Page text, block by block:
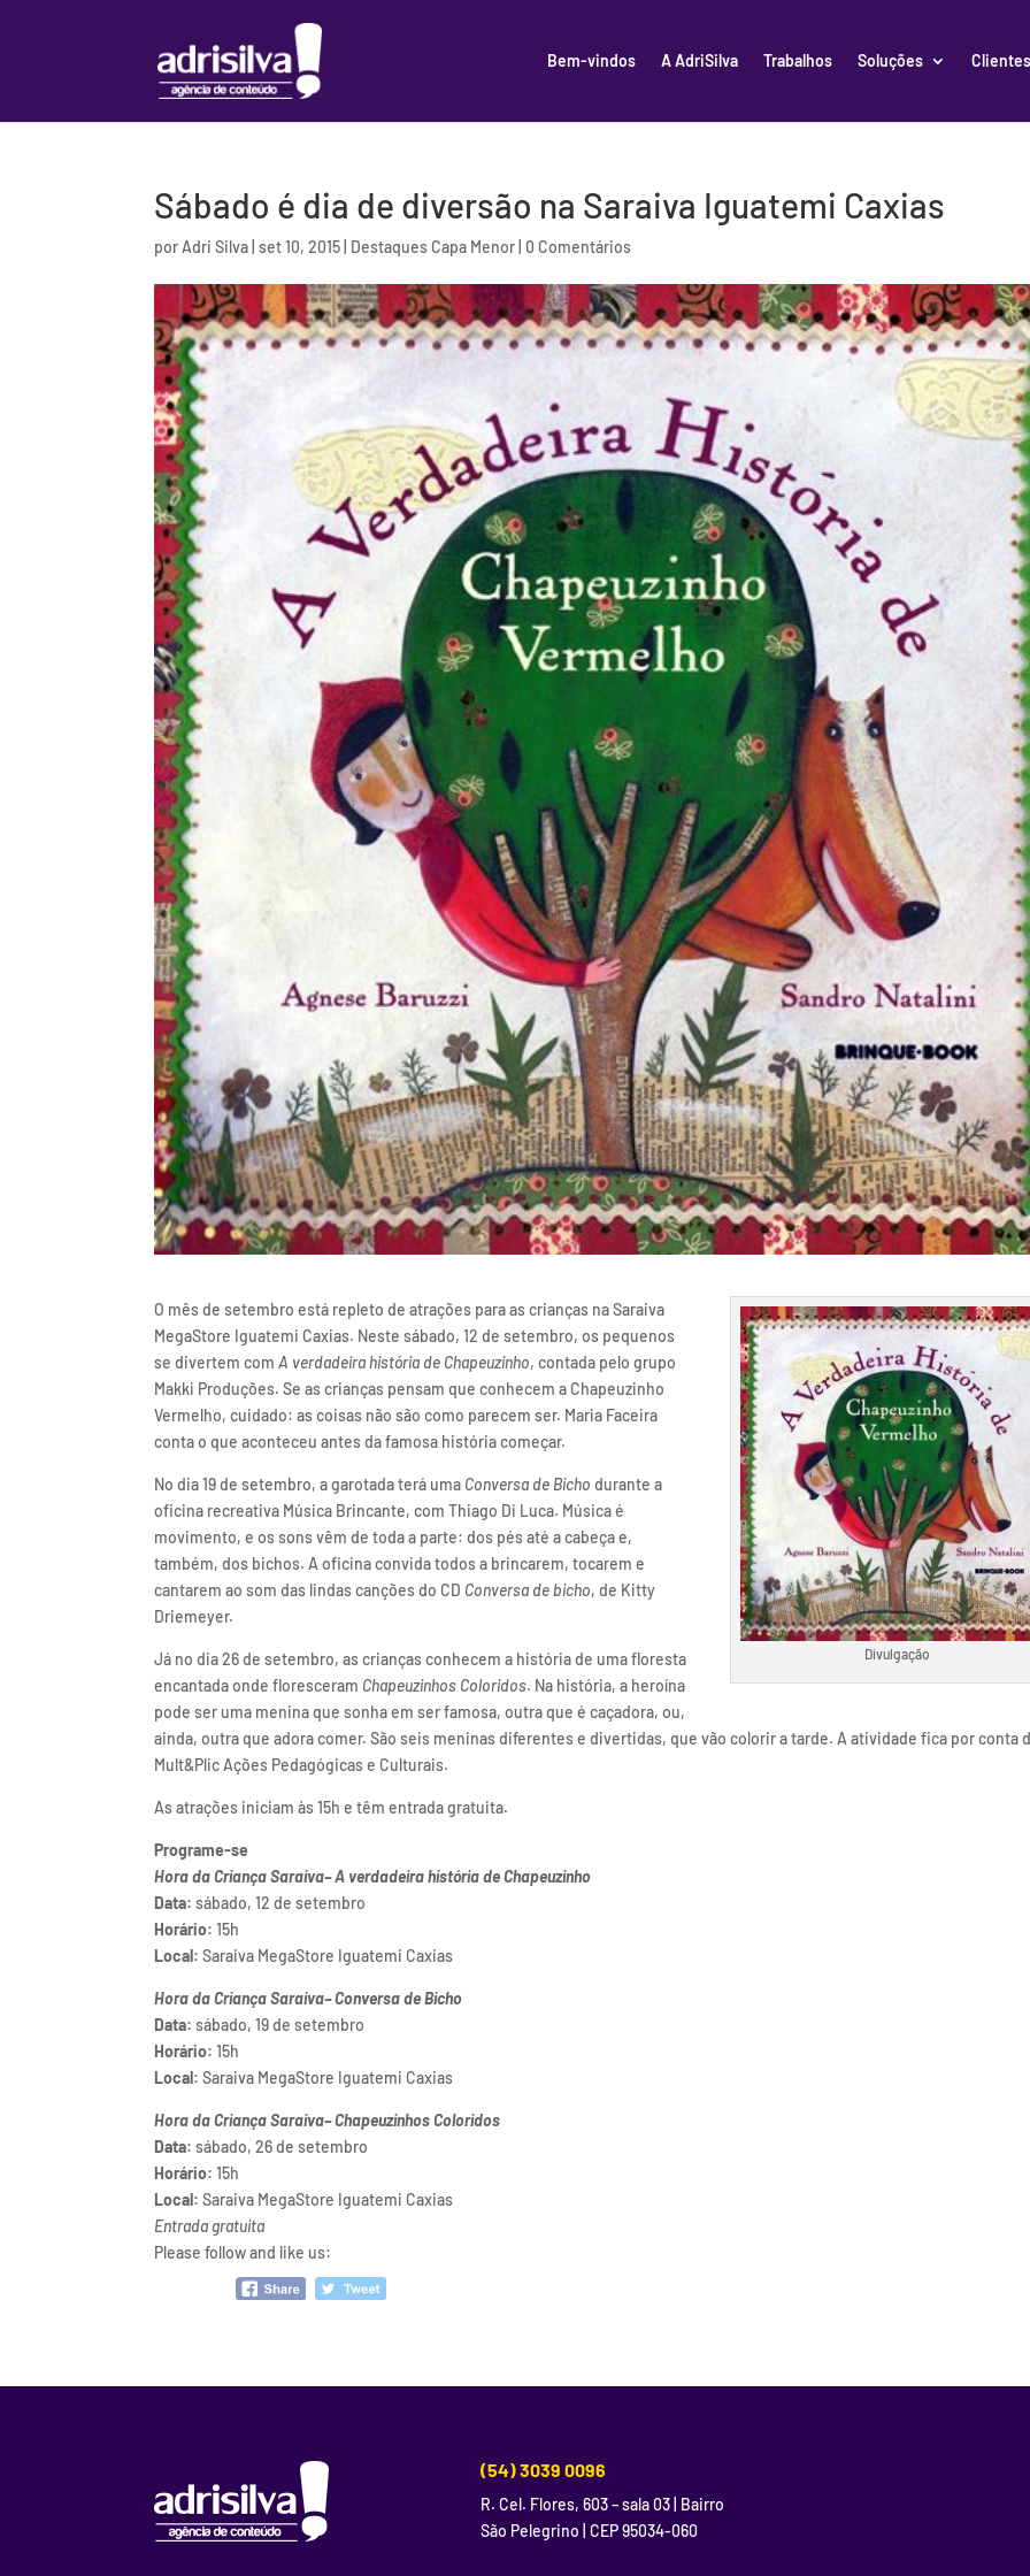
Bem-vindos A AdriSilva Trabalhos Soluções Clientes
Sábado é dia de diversão na Saraiva Iguatemi Caxias
porAdri Silva |set 10, 2015 Destaques Capa Menor 0 Comentários
Divulgação
O mês de setembro está repleto de atrações para as crianças na Saraiva
MegaStore Iguatemi Caxias. Neste sábado, 12 de setembro, os pequenos
se divertem comA verdadeira história de Chapeuzinho, contada pelo grupo
Makki Produções. Se as crianças pensam que conhecem a Chapeuzinho
Vermelho, cuidado: as coisas não são como parecem ser. Maria Faceira
conta o que aconteceu antes da famosa história começar.
No dia 19 de setembro, a garotada terá uma Conversa de Bicho durante a
oficina recreativa Música Brincante, com Thiago Di Luca. Música é
movimento, e os sons vêm de toda a parte: dos pés até a cabeça e,
também, dos bichos. A oficina convida todos a brincarem, tocarem e
cantarem ao som das lindas canções do CD Conversa de bicho, de Kitty
Driemeyer.
Já no dia 26 de setembro, as crianças conhecem a história de uma floresta
encantada onde floresceram Chapeuzinhos Coloridos. Na história, a heroína
pode ser uma menina que sonha em ser famosa, outra que é caçadora, ou,
ainda, outra que adora comer. São seis meninas diferentes e divertidas, que vão colorir a tarde. A atividade fica por conta
Mult&Plic Ações Pedagógicas e Culturais.
As atrações iniciam às 15h e têm entrada gratuita.
Programe-se
Hora da Criança Saraiva– A verdadeira história de Chapeuzinho
Data: sábado, 12 de setembro
Horário:15h
Local: Saraiva MegaStore Iguatemi Caxias
Hora da Criança Saraiva– Conversa de Bicho
Data: sábado, 19 de setembro
Horário:15h
Local: Saraiva MegaStore Iguatemi Caxias
Hora da Criança Saraiva– Chapeuzinhos Coloridos
Data: sábado, 26 de setembro
Horário:15h
Local: Saraiva MegaStore Iguatemi Caxias
Entrada gratuita
Please follow and like us:
(54) 3039 0096
R. Cel. Flores, 603 – sala 03 | Bairro
São Pelegrino | CEP 95034-060